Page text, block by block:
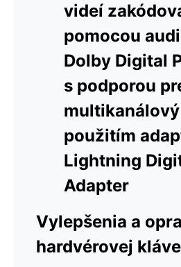
videí
pomocou
Dolby Digital
s podporou
použitím
Lightning
Adapter
Vylepšenia a
hardvérovej